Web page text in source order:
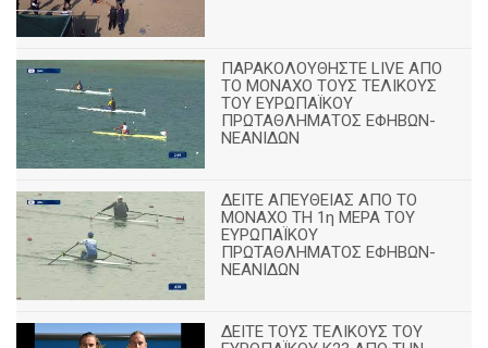
ΠΑΡΑΚΟΛΟΥΘΗΣΤΕ LIVE ΑΠΟ
ΤΟ ΜΟΝΑΧΟ ΤΟΥΣ ΤΕΛΙΚΟΥΣ
ΤΟΥ ΕΥΡΩΠΑΪΚΟΥ
ΠΡΩΤΑΘΛΗΜΑΤΟΣ ΕΦΗΒΩΝ-
ΝΕΑΝΙΔΩΝ
ΔΕΙΤΕ ΑΠΕΥΘΕΙΑΣ ΑΠΟ ΤΟ
ΜΟΝΑΧΟ ΤΗ 1η ΜΕΡΑ ΤΟΥ
ΕΥΡΩΠΑΪΚΟΥ
ΠΡΩΤΑΘΛΗΜΑΤΟΣ ΕΦΗΒΩΝ-
ΝΕΑΝΙΔΩΝ
ΔΕΙΤΕ ΤΟΥΣ ΤΕΛΙΚΟΥΣ ΤΟΥ